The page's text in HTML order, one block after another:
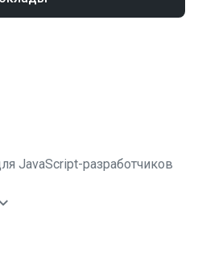
JavaScript-разработчиков